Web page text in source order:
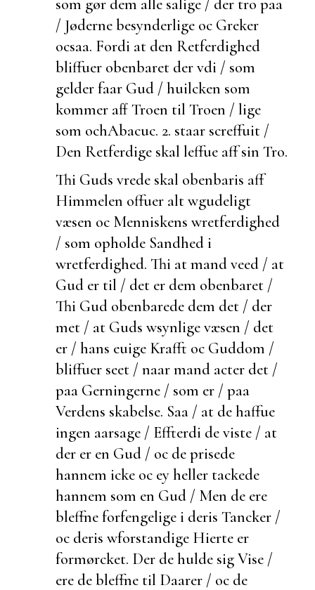
/ Jøderne besynderlige oc Greker
ocsaa. Fordi at den Retferdighed
bliffuer obenbaret der vdi / som
gelder faar Gud / huilcken som
kommer aff Troen til Troen / lige
som ochAbacuc. 2. staar screffuit /
Den Retferdige skal leffue aff sin Tro.
Thi Guds vrede skal obenbaris aff
Himmelen offuer alt wgudeligt
væsen oc Menniskens wretferdighed
/ som opholde Sandhed i
wretferdighed. Thi at mand veed / at
Gud er til / det er dem obenbaret /
Thi Gud obenbarede dem det / der
met / at Guds wsynlige væsen / det
er / hans euige Krafft oc Guddom /
bliffuer seet / naar mand acter det /
paa Gerningerne / som er / paa
Verdens skabelse. Saa / at de haffue
ingen aarsage / Effterdi de viste / at
der er en Gud / oc de prisede
hannem icke oc ey heller tackede
hannem som en Gud / Men de ere
bleffneforfengelige i deris Tancker /
oc deris wforstandige Hierte er
formørcket. Der dehulde sig Vise /
ere de bleffne til Daarer / oc de